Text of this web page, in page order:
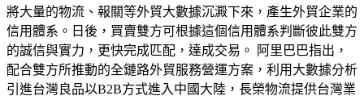
將大量的物流、報關等外貿大數據沉澱下來，產生外貿企業的
信用體系。日後，買賣雙方可根據這個信用體系判斷彼此雙方
的誠信與實力，更快完成匹配，達成交易。 阿里巴巴指出，
配合雙方所推動的全鏈路外貿服務營運方案，利用大數據分析
引進台灣良品以B2B方式進入中國大陸，長榮物流提供台灣業